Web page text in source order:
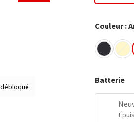
Couleur :
Batterie